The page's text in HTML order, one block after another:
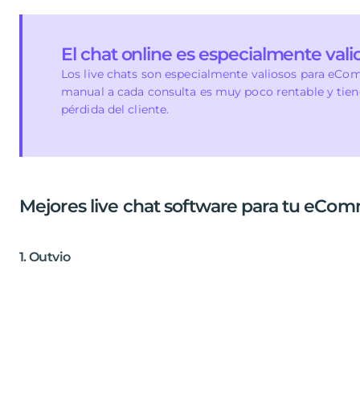
El chat online es especialmente
Los live chats son especialmente valiosos para
manual a cada consulta es muy poco rentable y
pérdida del cliente.
Mejores live chat software para tu
1. Outvio